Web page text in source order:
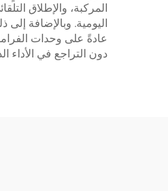
المركبة، والإطلاق
اليومية. وبالإضافة
عادةً على وحدات
دون التراجع في الأداء